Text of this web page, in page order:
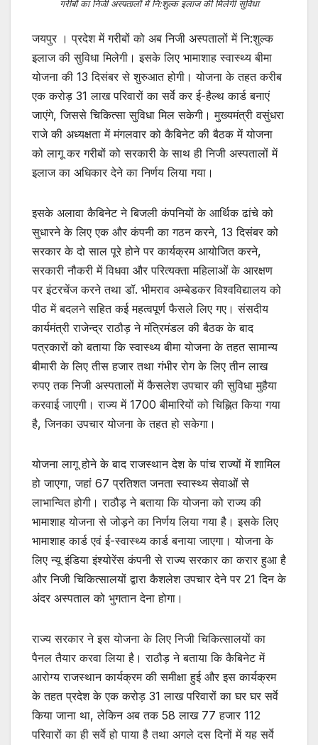
गरीबों का निजी अस्पतालों में नि:शुल्क इलाज की मिलेगी सुविधा
जयपुर । प्रदेश में गरीबों को अब निजी अस्पतालों में नि:शुल्क
इलाज की सुविधा मिलेगी। इसके लिए भामाशाह स्वास्थ्य बीमा
योजना की 13 दिसंबर से शुरुआत होगी। योजना के तहत करीब
एक करोड़ 31 लाख परिवारों का सर्वे कर ई-हैल्थ कार्ड बनाएं
जाएंगे, जिससे चिकित्सा सुविधा मिल सकेगी। मुख्यमंत्री वसुंधरा
राजे की अध्यक्षता में मंगलवार को कैबिनेट की बैठक में योजना
को लागू कर गरीबों को सरकारी के साथ ही निजी अस्पतालों में
इलाज का अधिकार देने का निर्णय लिया गया।
इसके अलावा कैबिनेट ने बिजली कंपनियों के आर्थिक ढांचे को
सुधारने के लिए एक और कंपनी का गठन करने, 13 दिसंबर को
सरकार के दो साल पूरे होने पर कार्यक्रम आयोजित करने,
सरकारी नौकरी में विधवा और परित्यक्ता महिलाओं के आरक्षण
पर इंटरचेंज करने तथा डॉ. भीमराव अम्बेडकर विश्वविद्यालय को
पीठ में बदलने सहित कई महत्वपूर्ण फैसले लिए गए। संसदीय
कार्यमंत्री राजेन्द्र राठौड़ ने मंत्रिमंडल की बैठक के बाद
पत्रकारों को बताया कि स्वास्थ्य बीमा योजना के तहत सामान्य
बीमारी के लिए तीस हजार तथा गंभीर रोग के लिए तीन लाख
रुपए तक निजी अस्पतालों में कैसलेश उपचार की सुविधा मुहैया
करवाई जाएगी। राज्य में 1700 बीमारियों को चिह्नित किया गया
है, जिनका उपचार योजना के तहत हो सकेगा।
योजना लागू होने के बाद राजस्थान देश के पांच राज्यों में शामिल
हो जाएगा, जहां 67 प्रतिशत जनता स्वास्थ्य सेवाओं से
लाभान्वित होगी। राठौड़ ने बताया कि योजना को राज्य की
भामाशाह योजना से जोड़ने का निर्णय लिया गया है। इसके लिए
भामाशाह कार्ड एवं ई-स्वास्थ्य कार्ड बनाया जाएगा। योजना के
लिए न्यू इंडिया इंश्योरेंस कंपनी से राज्य सरकार का करार हुआ है
और निजी चिकित्सालयों द्वारा कैशलेश उपचार देने पर 21 दिन के
अंदर अस्पताल को भुगतान देना होगा।
राज्य सरकार ने इस योजना के लिए निजी चिकित्सालयों का
पैनल तैयार करवा लिया है। राठौड़ ने बताया कि कैबिनेट में
आरोग्य राजस्थान कार्यक्रम की समीक्षा हुई और इस कार्यक्रम
के तहत प्रदेश के एक करोड़ 31 लाख परिवारों का घर घर सर्वे
किया जाना था, लेकिन अब तक 58 लाख 77 हजार 112
परिवारों का ही सर्वे हो पाया है तथा अगले दस दिनों में यह सर्वे